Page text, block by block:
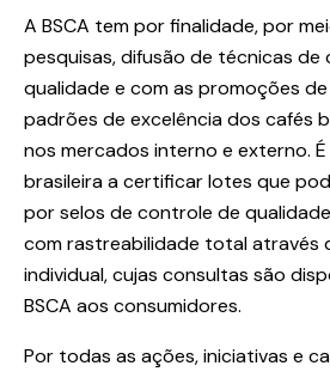
A BSCA tem por finalidade, por
pesquisas, difusão de técnicas de
qualidade e com as promoções
padrões de excelência dos cafés
nos mercados interno e externo.
brasileira a certificar lotes que
por selos de controle de
com rastreabilidade total através
individual, cujas consultas são
BSCA aos consumidores.
Por todas as ações, iniciativas e